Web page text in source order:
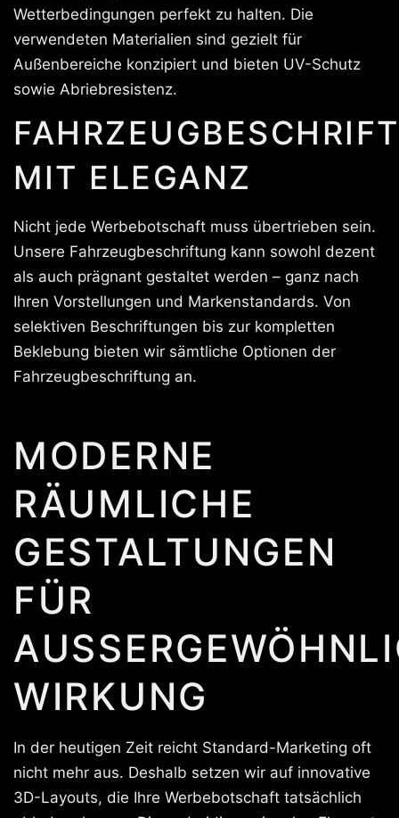
Wetterbedingungen perfekt zu halten. Die
verwendeten Materialien sind gezielt für
Außenbereiche konzipiert und bieten UV-Schutz
sowie Abriebresistenz.
MIT ELEGANZ
Nicht jede Werbebotschaft muss übertrieben sein.
Unsere Fahrzeugbeschriftung kann sowohl dezent
als auch prägnant gestaltet werden – ganz nach
Ihren Vorstellungen und Markenstandards. Von
selektiven Beschriftungen bis zur kompletten
Beklebung bieten wir sämtliche Optionen der
Fahrzeugbeschriftung an.
MODERNE
RÄUMLICHE
GESTALTUNGEN
FÜR
IRKUNG
In der heutigen Zeit reicht Standard-Marketing oft
nicht mehr aus. Deshalb setzen wir auf innovative
3D-Layouts, die Ihre Werbebotschaft tatsächlich